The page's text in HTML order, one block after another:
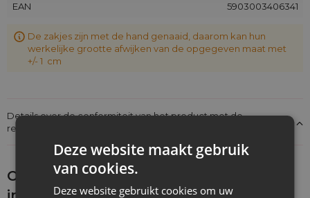
EAN
5903003406341
De zakjes zijn met de hand genaaid, daarom kan hun
werkelijke grootte afwijken van de opgegeven maat met
+/- 1 cm
Details over de conformiteit van het product met de
regelgeving: Productverantwoordelijkheid
Ontdek wat je nog meer zou kunnen
Deze website maakt gebruik
van cookies.
Deze website gebruikt cookies om uw